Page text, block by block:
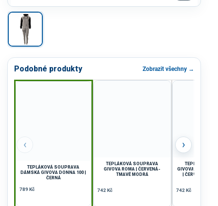
Podobné produkty Zobrazit všechny →
‹
TEPLÁKOVÁ SOUPRAVA
DÁMSKÁ GIVOVA DONNA 100 |
ČERNÁ
789 Kč
TEPLÁKOVÁ SOUPRAVA
GIVOVA ROMA | ČERVENÁ-
TMAVĚ MODRÁ
742 Kč
TEPLÁKOVÁ
GIVOVA
| ČERVENÁ-
742 Kč
›